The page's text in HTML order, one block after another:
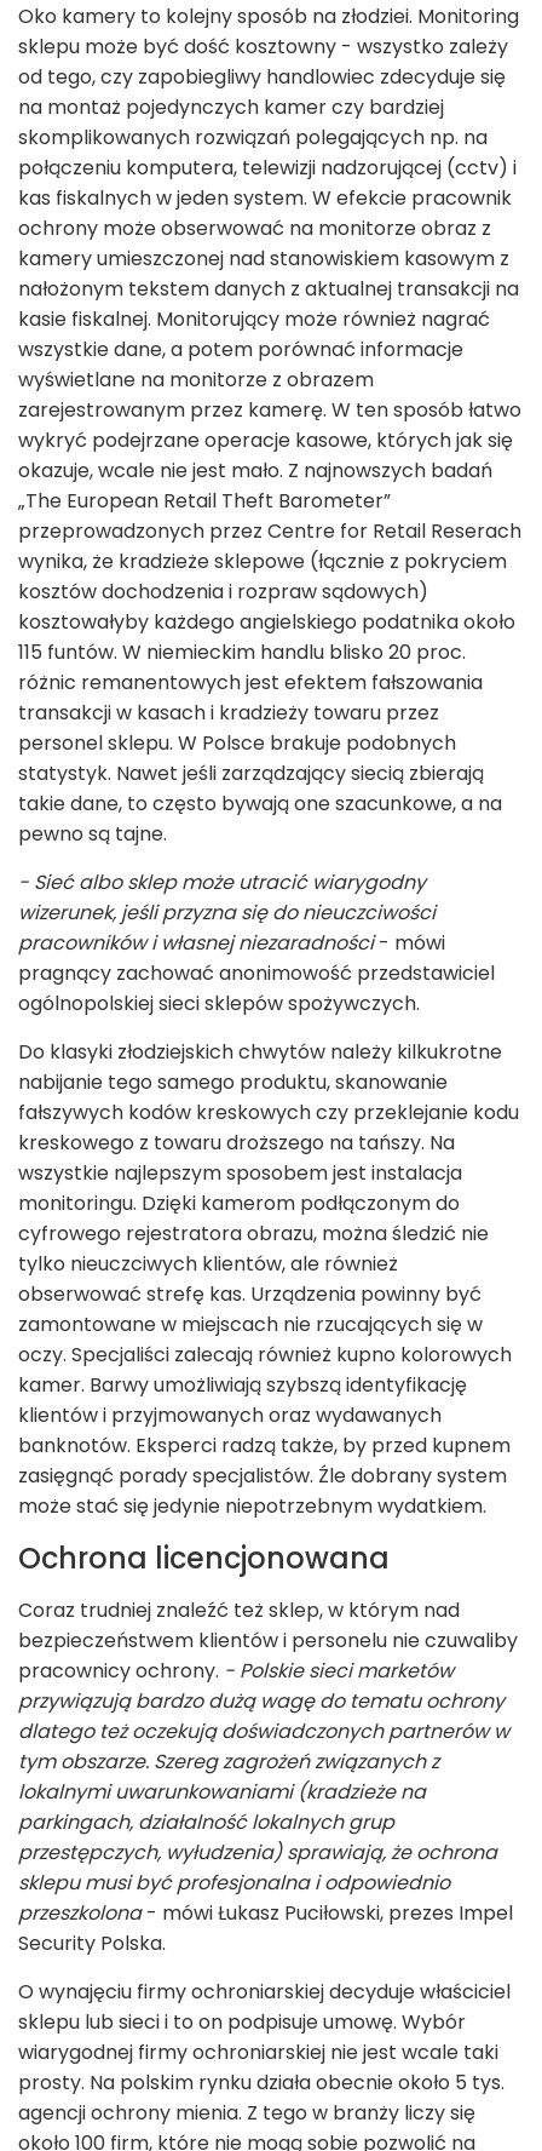
Oko kamery to kolejny sposób na złodziei. Monitoring
sklepu może być dość kosztowny - wszystko zależy
od tego, czy zapobiegliwy handlowiec zdecyduje się
na montaż pojedynczych kamer czy bardziej
skomplikowanych rozwiązań polegających np. na
połączeniu komputera, telewizji nadzorującej (cctv) i
kas fiskalnych w jeden system. W efekcie pracownik
ochrony może obserwować na monitorze obraz z
kamery umieszczonej nad stanowiskiem kasowym z
nałożonym tekstem danych z aktualnej transakcji na
kasie fiskalnej. Monitorujący może również nagrać
wszystkie dane, a potem porównać informacje
wyświetlane na monitorze z obrazem
zarejestrowanym przez kamerę. W ten sposób łatwo
wykryć podejrzane operacje kasowe, których jak się
okazuje, wcale nie jest mało. Z najnowszych badań
„The European Retail Theft Barometer”
przeprowadzonych przez Centre for Retail Reserach
wynika, że kradzieże sklepowe (łącznie z pokryciem
kosztów dochodzenia i rozpraw sądowych)
kosztowałyby każdego angielskiego podatnika około
115 funtów. W niemieckim handlu blisko 20 proc.
różnic remanentowych jest efektem fałszowania
transakcji w kasach i kradzieży towaru przez
personel sklepu. W Polsce brakuje podobnych
statystyk. Nawet jeśli zarządzający siecią zbierają
takie dane, to często bywają one szacunkowe, a na
pewno są tajne.
- Sieć albo sklep może utracić wiarygodny
wizerunek, jeśli przyzna się do nieuczciwości
pracowników i własnej niezaradności- mówi
pragnący zachować anonimowość przedstawiciel
ogólnopolskiej sieci sklepów spożywczych.
Do klasyki złodziejskich chwytów należy kilkukrotne
nabijanie tego samego produktu, skanowanie
fałszywych kodów kreskowych czy przeklejanie kodu
kreskowego z towaru droższego na tańszy. Na
wszystkie najlepszym sposobem jest instalacja
monitoringu. Dzięki kamerom podłączonym do
cyfrowego rejestratora obrazu, można śledzić nie
tylko nieuczciwych klientów, ale również
obserwować strefę kas. Urządzenia powinny być
zamontowane w miejscach nie rzucających się w
oczy. Specjaliści zalecają również kupno kolorowych
kamer. Barwy umożliwiają szybszą identyfikację
klientów i przyjmowanych oraz wydawanych
banknotów. Eksperci radzą także, by przed kupnem
zasięgnąć porady specjalistów. Źle dobrany system
może stać się jedynie niepotrzebnym wydatkiem.
Ochrona licencjonowana
Coraz trudniej znaleźć też sklep, w którym nad
bezpieczeństwem klientów i personelu nie czuwaliby
pracownicy ochrony. - Polskie sieci marketów
przywiązują bardzo dużą wagę do tematu ochrony
dlatego też oczekują doświadczonych partnerów w
tym obszarze. Szereg zagrożeń związanych z
lokalnymi uwarunkowaniami (kradzieże na
parkingach, działalność lokalnych grup
przestępczych, wyłudzenia) sprawiają, że ochrona
sklepu musi być profesjonalna i odpowiednio
przeszkolona- mówi Łukasz Puciłowski, prezes Impel
Security Polska.
O wynajęciu firmy ochroniarskiej decyduje właściciel
sklepu lub sieci i to on podpisuje umowę. Wybór
wiarygodnej firmy ochroniarskiej nie jest wcale taki
prosty. Na polskim rynku działa obecnie około 5 tys.
agencji ochrony mienia. Z tego w branży liczy się
około 100 firm, które nie mogą sobie pozwolić na